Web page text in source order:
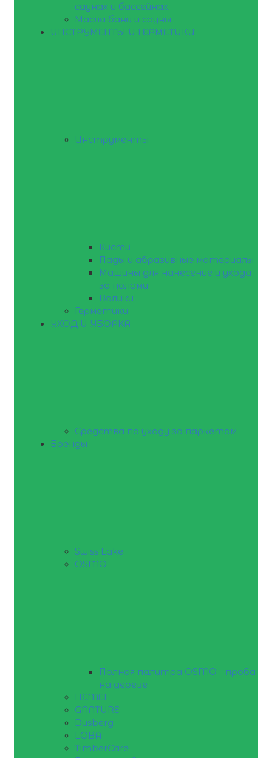
саунах и бассейнах
Масла бани и сауны
ИНСТРУМЕНТЫ И ГЕРМЕТИКИ
Инструменты
Кисти
Пады и абразивные материалы
Машины для нанесение и ухода
за полами
Валики
Герметики
УХОД И УБОРКА
Средства по уходу за паркетом
Бренды
Swiss Lake
OSMO
Полная палитра OSMO - проба
на дереве
HEMEL
GNATURE
Dusberg
LOBA
TimberCare